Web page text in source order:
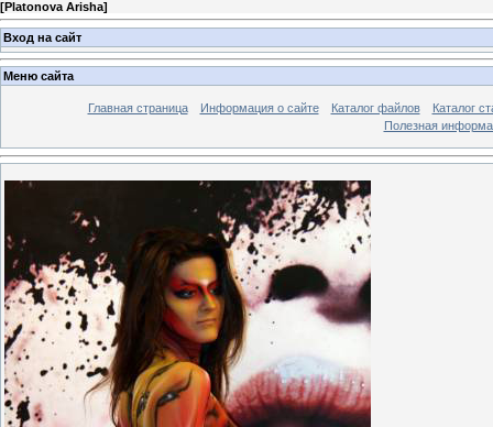
[Platonova Arisha]
Вход на сайт
Меню сайта
Главная страница Информация о сайте Каталог файлов
Каталог
Полезная